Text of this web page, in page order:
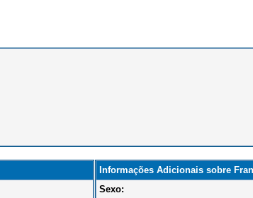
Informações Adicionais sobre
Sexo: